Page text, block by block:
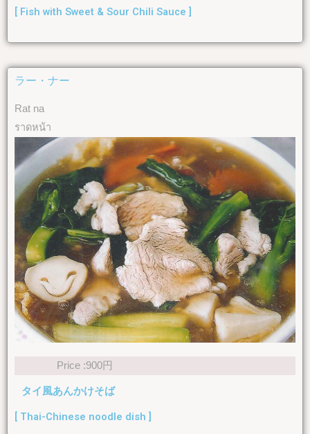
[ Fish with Sweet & Sour Chili Sauce ]
ラー・ナー
Rat na
ราดหน้า
Price :900円
タイ風あんかけそば
[ Thai-Chinese noodle dish ]